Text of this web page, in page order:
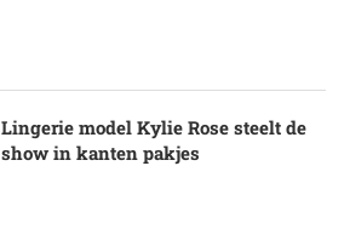
Lingerie model Kylie Rose steelt de
show in kanten pakjes